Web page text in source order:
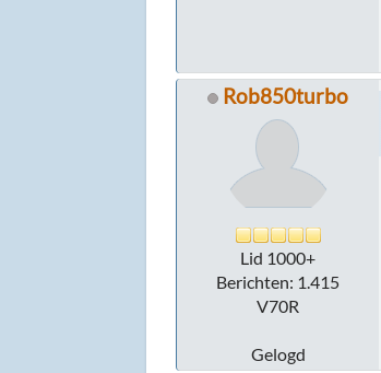
Rob850turbo
Lid 1000+
Berichten: 1.415
V70R
Gelogd